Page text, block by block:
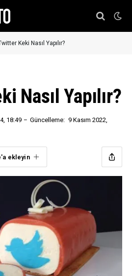
Keki Nasıl Yapılır?
Nasıl Yapılır?
18:49 Güncelleme: 9 Kasım 2022,
ekleyin